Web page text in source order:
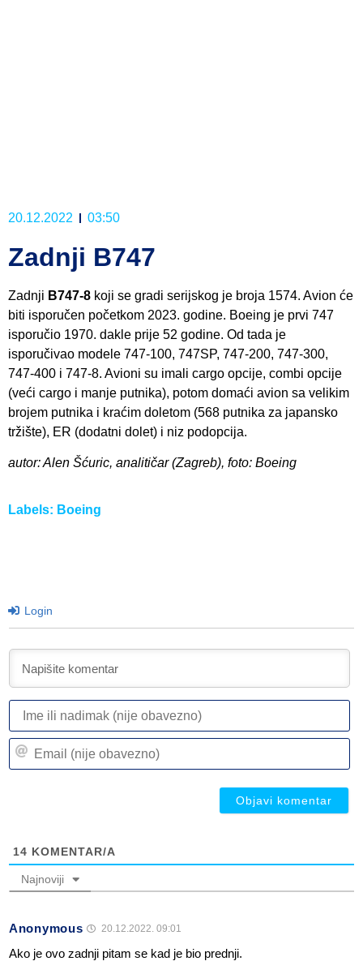
20.12.2022 03:50
Zadnji B747
Zadnji B747-8 koji se gradi serijskog je broja 1574. Avion će
biti isporučen početkom 2023. godine. Boeing je prvi 747
isporučio 1970. dakle prije 52 godine. Od tada je
isporučivao modele 747-100, 747SP, 747-200, 747-300,
747-400 i 747-8. Avioni su imali cargo opcije, combi opcije
(veći cargo i manje putnika), potom domaći avion sa velikim
brojem putnika i kraćim doletom (568 putnika za japansko
tržište), ER (dodatni dolet) i niz podopcija.
autor: Alen Šćuric, analitičar (Zagreb), foto: Boeing
Labels: Boeing
Login
14 KOMENTAR/A
Najnoviji
Anonymous 20.12.2022. 09:01
Ako je ovo zadnji pitam se kad je bio prednji.